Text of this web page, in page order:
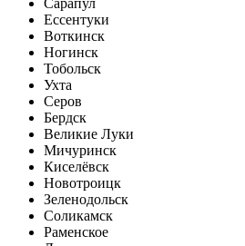
Сарапул
Ессентуки
Воткинск
Ногинск
Тобольск
Ухта
Серов
Бердск
Великие Луки
Мичуринск
Киселёвск
Новотроицк
Зеленодольск
Соликамск
Раменское